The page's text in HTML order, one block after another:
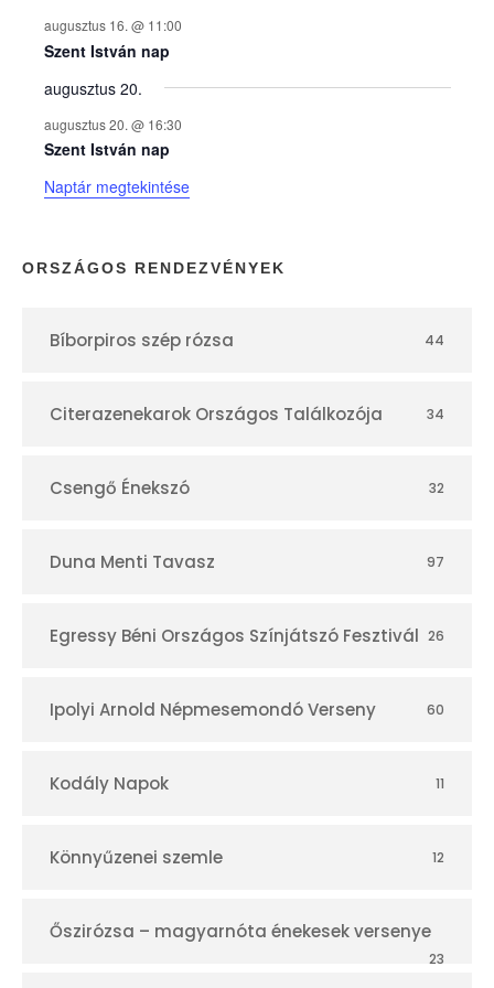
e
k
n
a
p
r
augusztus 16. @ 11:00
Szent István nap
augusztus 20.
augusztus 20. @ 16:30
Szent István nap
Naptár megtekintése
ORSZÁGOS RENDEZVÉNYEK
Bíborpiros szép rózsa 44
Citerazenekarok Országos Találkozója 34
Csengő Énekszó 32
Duna Menti Tavasz 97
Egressy Béni Országos Színjátszó Fesztivál 26
Ipolyi Arnold Népmesemondó Verseny 60
Kodály Napok 11
Könnyűzenei szemle 12
Őszirózsa – magyarnóta énekesek versenye
23